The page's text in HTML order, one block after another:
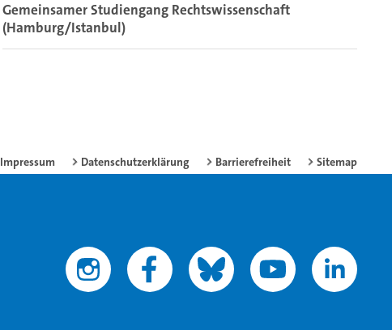
Gemeinsamer Studiengang Rechtswissenschaft
(Hamburg/Istanbul)
Impressum Datenschutzerklärung Barrierefreiheit Sitemap